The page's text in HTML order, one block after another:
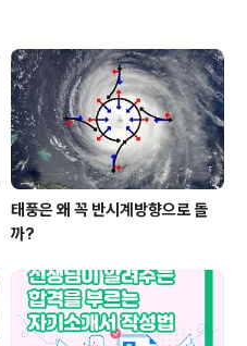
태풍은 왜 꼭 반시계방향으로 돌
까?